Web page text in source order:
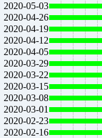
2020-05-03
2020-04-26
2020-04-19
2020-04-12
2020-04-05
2020-03-29
2020-03-22
2020-03-15
2020-03-08
2020-03-01
2020-02-23
2020-02-16